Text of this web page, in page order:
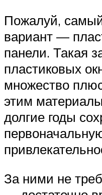
Пожалуй,
вариант —
панели. Такая
пластиковых
множество
этим
долгие годы
За ними не